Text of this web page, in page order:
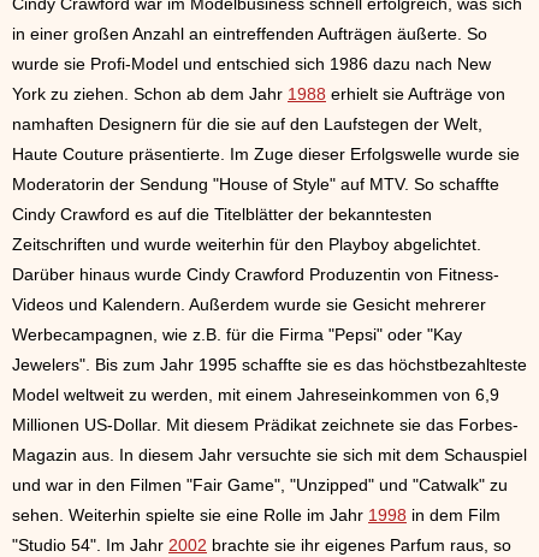
Cindy Crawford war im Modelbusiness schnell erfolgreich, was sich
in einer großen Anzahl an eintreffenden Aufträgen äußerte. So
wurde sie Profi-Model und entschied sich 1986 dazu nach New
York zu ziehen. Schon ab dem Jahr 1988 erhielt sie Aufträge von
namhaften Designern für die sie auf den Laufstegen der Welt,
Haute Couture präsentierte. Im Zuge dieser Erfolgswelle wurde sie
Moderatorin der Sendung "House of Style" auf MTV. So schaffte
Cindy Crawford es auf die Titelblätter der bekanntesten
Zeitschriften und wurde weiterhin für den Playboy abgelichtet.
Darüber hinaus wurde Cindy Crawford Produzentin von Fitness-
Videos und Kalendern. Außerdem wurde sie Gesicht mehrerer
Werbecampagnen, wie z.B. für die Firma "Pepsi" oder "Kay
Jewelers". Bis zum Jahr 1995 schaffte sie es das höchstbezahlteste
Model weltweit zu werden, mit einem Jahreseinkommen von 6,9
Millionen US-Dollar. Mit diesem Prädikat zeichnete sie das Forbes-
Magazin aus. In diesem Jahr versuchte sie sich mit dem Schauspiel
und war in den Filmen "Fair Game", "Unzipped" und "Catwalk" zu
sehen. Weiterhin spielte sie eine Rolle im Jahr 1998 in dem Film
"Studio 54". Im Jahr 2002 brachte sie ihr eigenes Parfum raus, so